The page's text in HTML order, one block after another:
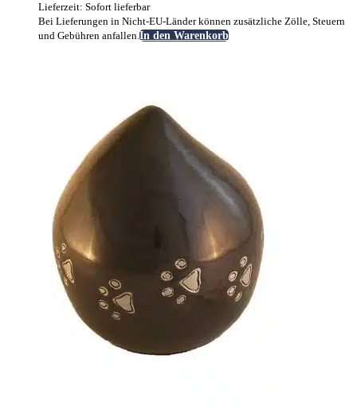
Lieferzeit: Sofort lieferbar
Bei Lieferungen in Nicht-EU-Länder können zusätzliche Zölle, Steuern
und Gebühren anfallen.In den Warenkorb